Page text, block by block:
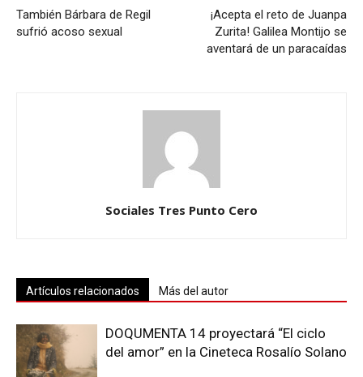
También Bárbara de Regil
sufrió acoso sexual
¡Acepta el reto de Juanpa
Zurita! Galilea Montijo se
aventará de un paracaídas
Sociales Tres Punto Cero
Artículos relacionados Más del autor
DOQUMENTA 14 proyectará “El ciclo
del amor” en la Cineteca Rosalío Solano